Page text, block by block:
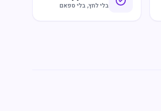
בלי לחץ, בלי ספאם